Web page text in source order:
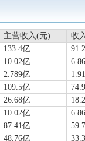
主营收入(元) 收
133.4亿
10.02亿
2.789亿
109.5亿
26.68亿
10.02亿
87.41亿
48.76亿